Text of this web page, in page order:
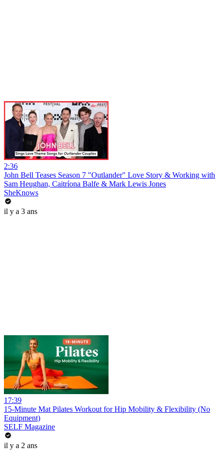
2:36
John Bell Teases Season 7 "Outlander" Love Story & Working with
Sam Heughan, Caitríona Balfe & Mark Lewis Jones
SheKnows
il y a 3 ans
17:39
15-Minute Mat Pilates Workout for Hip Mobility & Flexibility (No
Equipment)
SELF Magazine
il y a 2 ans